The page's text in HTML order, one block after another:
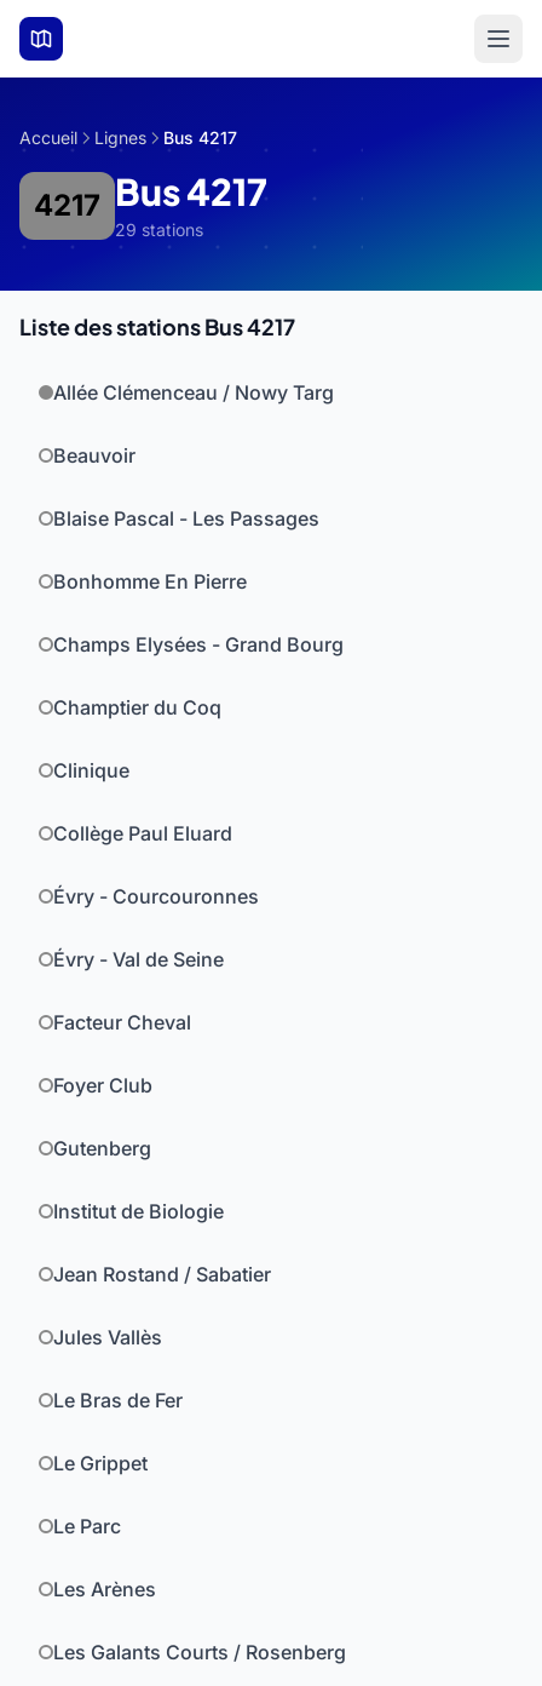
Aller au contenu principal
Accueil Lignes Bus 4217
4217 Bus 4217
29 stations
Liste des stations Bus 4217
Allée Clémenceau / Nowy Targ
Beauvoir
Blaise Pascal - Les Passages
Bonhomme En Pierre
Champs Elysées - Grand Bourg
Champtier du Coq
Clinique
Collège Paul Eluard
Évry - Courcouronnes
Évry - Val de Seine
Facteur Cheval
Foyer Club
Gutenberg
Institut de Biologie
Jean Rostand / Sabatier
Jules Vallès
Le Bras de Fer
Le Grippet
Le Parc
Les Arènes
Les Galants Courts / Rosenberg